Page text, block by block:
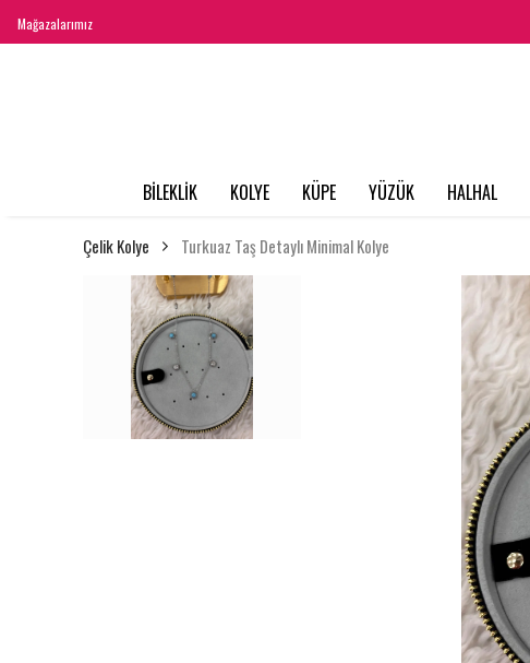
Mağazalarımız
BİLEKLİK KOLYE KÜPE YÜZÜK HALHAL
Çelik Kolye Turkuaz Taş Detaylı Minimal Kolye